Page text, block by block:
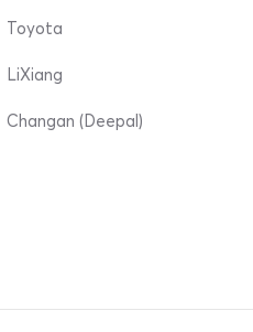
Toyota
LiXiang
Changan (Deepal)